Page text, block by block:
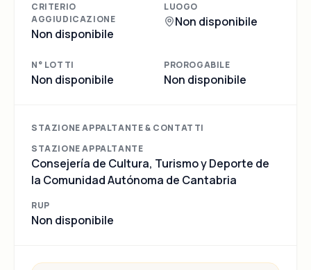
CRITERIO
AGGIUDICAZIONE
Non disponibile
LUOGO
Non disponibile
N° LOTTI
Non disponibile
PROROGABILE
Non disponibile
STAZIONE APPALTANTE & CONTATTI
STAZIONE APPALTANTE
Consejería de Cultura, Turismo y Deporte de
la Comunidad Autónoma de Cantabria
RUP
Non disponibile